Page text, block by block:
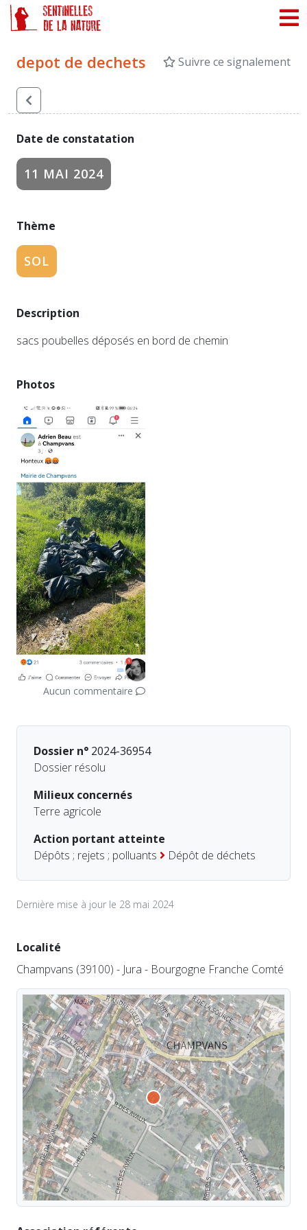
depot de dechets Suivre ce signalement
Date de constatation
11 MAI 2024
Thème
SOL
Description
sacs poubelles déposés en bord de chemin
Photos
Aucun commentaire
Dossier n° 2024-36954
Dossier résolu
Milieux concernés
Terre agricole
Action portant atteinte
Dépôts ; rejets ; polluants
Dépôt de déchets
Dernière mise à jour le 28 mai 2024
Localité
Champvans (39100) - Jura - Bourgogne Franche Comté
Panneau de gestion des cookies